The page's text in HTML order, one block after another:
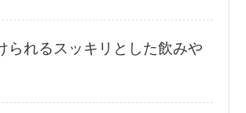
られるスッキリとした飲みや